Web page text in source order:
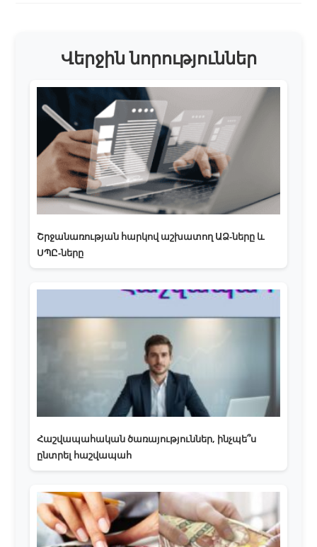
Վերջին նորություններ
Շրջանառության հարկով աշխատող ԱՁ-ները և
ՍՊԸ-ները
Հաշվապահական ծառայություններ, ինչպե՞ս
ընտրել հաշվապահ